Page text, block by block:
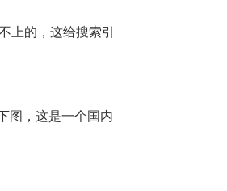
上的，这给搜索引
图，这是一个国内